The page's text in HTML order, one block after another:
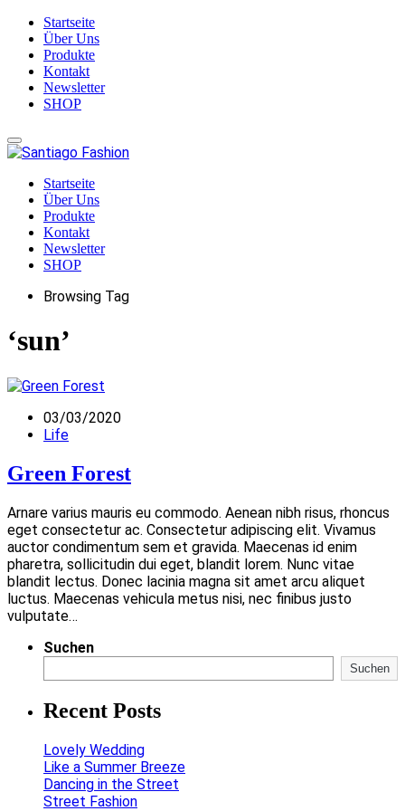
Startseite
Über Uns
Produkte
Kontakt
Newsletter
SHOP
Startseite
Über Uns
Produkte
Kontakt
Newsletter
SHOP
Browsing Tag
‘sun’
03/03/2020
Life
Green Forest
Arnare varius mauris eu commodo. Aenean nibh risus, rhoncus
eget consectetur ac. Consectetur adipiscing elit. Vivamus
auctor condimentum sem et gravida. Maecenas id enim
pharetra, sollicitudin dui eget, blandit lorem. Nunc vitae
blandit lectus. Donec lacinia magna sit amet arcu aliquet
luctus. Maecenas vehicula metus nisi, nec finibus justo
vulputate…
Suchen
Suchen
Recent Posts
Lovely Wedding
Like a Summer Breeze
Dancing in the Street
Street Fashion